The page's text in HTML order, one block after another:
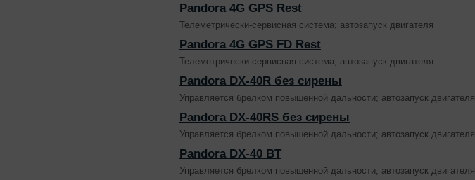
Pandora 4G GPS Rest
Телеметрически-сервисная система; автозапуск двигателя
Pandora 4G GPS FD Rest
Телеметрически-сервисная система; автозапуск двигателя
Pandora DX-40R без сирены
Управляется брелком повышенной дальности; автозапуск двигателя
Pandora DX-40RS без сирены
Управляется брелком повышенной дальности; автозапуск двигателя
Pandora DX-40 BT
Управляется брелком повышенной дальности; автозапуск двигателя